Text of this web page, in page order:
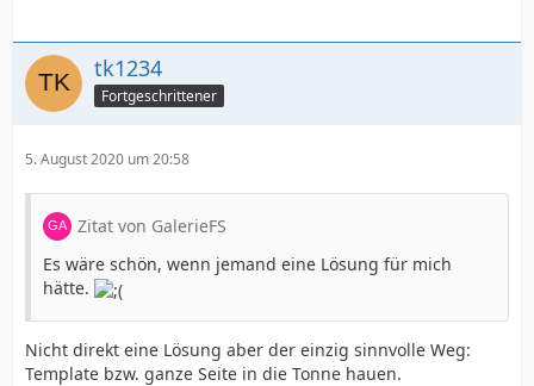
tk1234
Fortgeschrittener
5. August 2020 um 20:58
Zitat von GalerieFS
Es wäre schön, wenn jemand eine Lösung für mich
hätte.
Nicht direkt eine Lösung aber der einzig sinnvolle Weg:
Template bzw. ganze Seite in die Tonne hauen.